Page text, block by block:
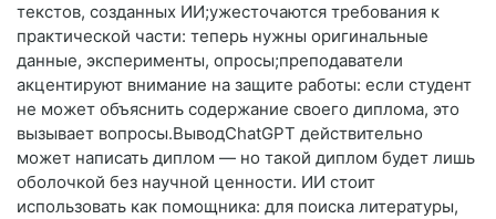
текстов, созданных ИИ;ужесточаются требования к
практической части: теперь нужны оригинальные
данные, эксперименты, опросы;преподаватели
акцентируют внимание на защите работы: если студент
не может объяснить содержание своего диплома, это
вызывает вопросы.ВыводChatGPT действительно
может написать диплом — но такой диплом будет лишь
оболочкой без научной ценности. ИИ стоит
использовать как помощника: для поиска литературы,